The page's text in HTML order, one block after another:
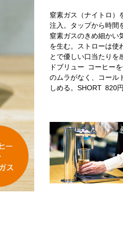
窒素ガス（ナイトロ）
注入。タップから時間
窒素ガスのきめ細かい
を生む。ストローは使
とで優しい口当たりを
ドブリュー コーヒー
のムラがなく、コール
しめる。SHORT 820